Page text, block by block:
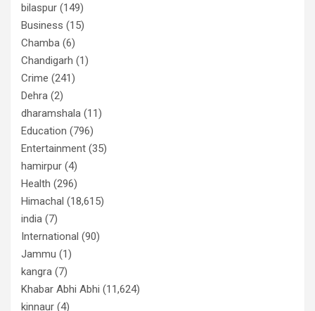
bilaspur (149)
Business (15)
Chamba (6)
Chandigarh (1)
Crime (241)
Dehra (2)
dharamshala (11)
Education (796)
Entertainment (35)
hamirpur (4)
Health (296)
Himachal (18,615)
india (7)
International (90)
Jammu (1)
kangra (7)
Khabar Abhi Abhi (11,624)
kinnaur (4)